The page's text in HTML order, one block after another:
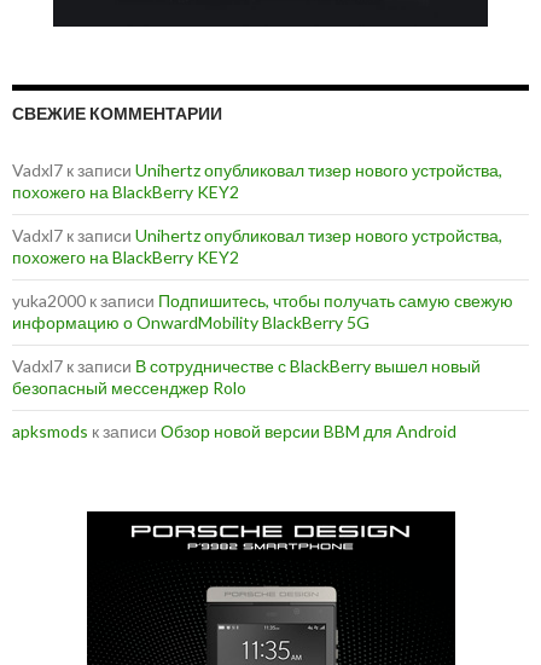
СВЕЖИЕ КОММЕНТАРИИ
Vadxl7 к записи Unihertz опубликовал тизер нового устройства,
похожего на BlackBerry KEY2
Vadxl7 к записи Unihertz опубликовал тизер нового устройства,
похожего на BlackBerry KEY2
yuka2000 к записи Подпишитесь, чтобы получать самую свежую
информацию о OnwardMobility BlackBerry 5G
Vadxl7 к записи В сотрудничестве с BlackBerry вышел новый
безопасный мессенджер Rolo
apksmods к записи Обзор новой версии BBM для Android